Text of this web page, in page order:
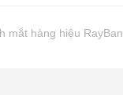
mắt hàng hiệu RayBan